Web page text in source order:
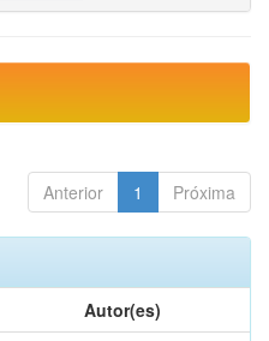
Anterior 1 Próxima
Autor(es)